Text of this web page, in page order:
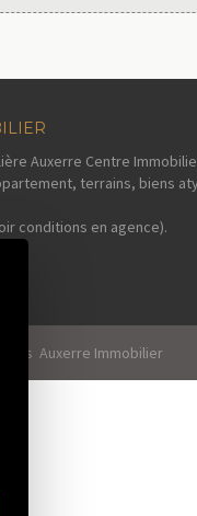
Auxerre Centre
terrains, biens
conditions en agence).
Auxerre Immobilier